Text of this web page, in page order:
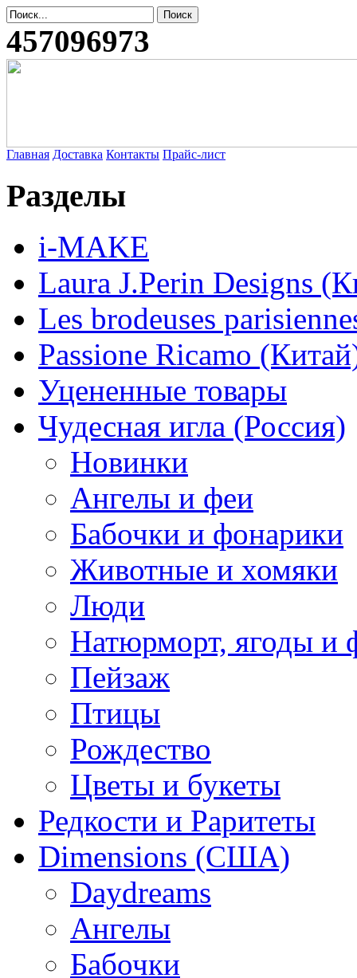
457096973
Главная Доставка Контакты Прайс-лист
Разделы
i-MAKE
Laura J.Perin Designs
Les brodeuses
Passione Ricamo
Уцененные товары
Чудесная игла (Россия)
Новинки
Ангелы и феи
Бабочки и фонарики
Животные и хомяки
Люди
Натюрморт, ягоды и
Пейзаж
Птицы
Рождество
Цветы и букеты
Редкости и Раритеты
Dimensions (США)
Daydreams
Ангелы
Бабочки